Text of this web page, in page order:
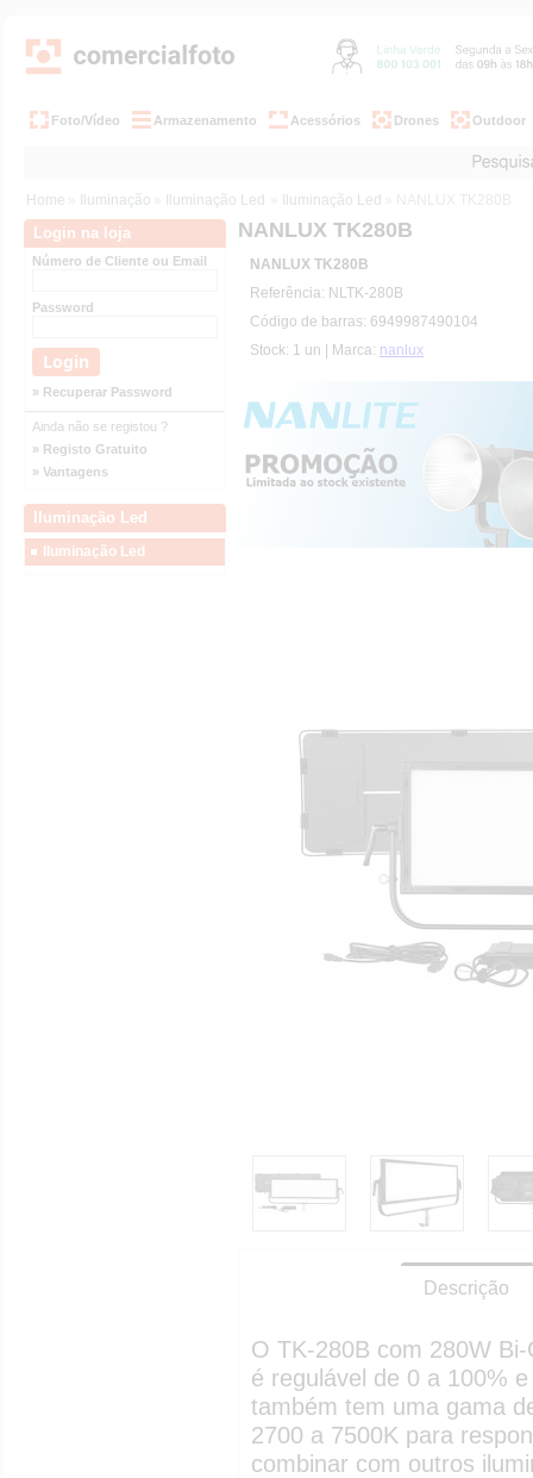
Foto/Vídeo Armazenamento Acessórios Drones Outdoor
Home » Iluminação » Iluminação Led » Iluminação Led » NANLUX TK280B
Login na loja
Número de Cliente ou Email
Password
» Recuperar Password
Ainda não se registou ?
» Registo Gratuito
» Vantagens
Iluminação Led
Iluminação Led
NANLUX TK280B
NANLUX TK280B
Referência: NLTK-280B
Código de barras: 6949987490104
Stock: 1 un | Marca: nanlux
Descrição
O TK-280B com 280W
é regulável de 0 a 100%
também tem uma gama
2700 a 7500K para
combinar com outros